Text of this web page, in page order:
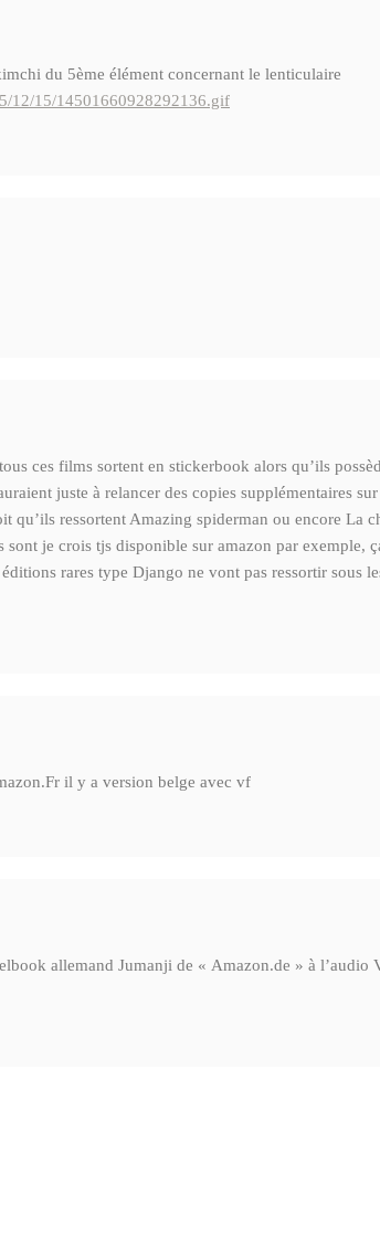
du 5ème élément concernant le lenticulaire
12/15/14501660928292136.gif
ces films sortent en stickerbook alors qu’ils
juste à relancer des copies supplémentaires sur
qu’ils ressortent Amazing spiderman ou encore La
je crois tjs disponible sur amazon par exemple,
rares type Django ne vont pas ressortir sous
il y a version belge avec vf
allemand Jumanji de « Amazon.de » à l’audio